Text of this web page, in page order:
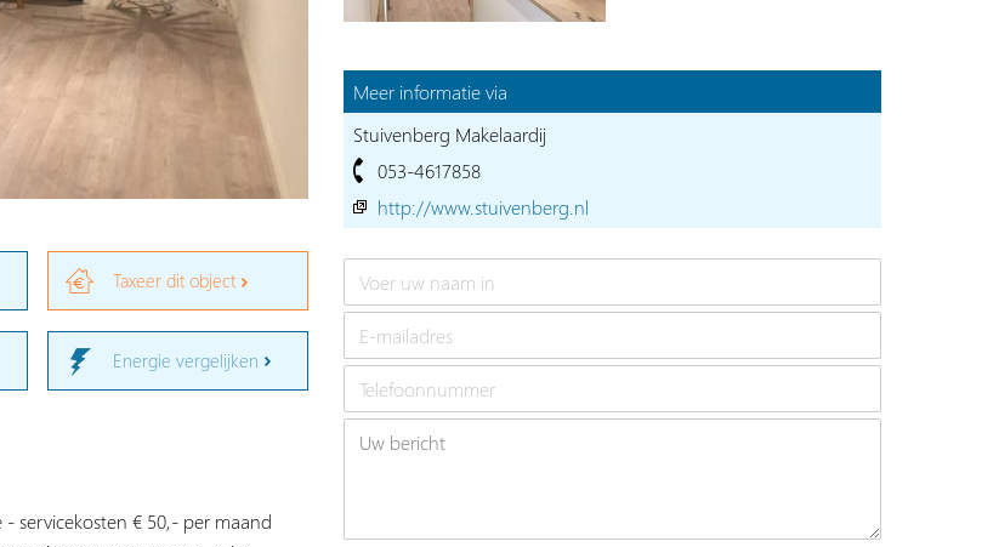
Taxeer dit object
Energie vergelijken
servicekosten € 50,- per maand
Meer informatie via
Stuivenberg Makelaardij
053-4617858
http://www.stuivenberg.nl